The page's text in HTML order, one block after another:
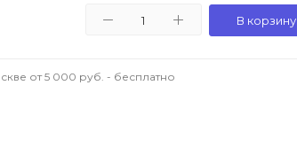
В корзину
от 5 000 руб. - бесплатно